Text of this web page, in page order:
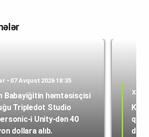
• 07 Avqust 2026 18:35
Babayiğitin həmtəsisçisi
Tripledot Studio
i Unity-dən 40
dollara alıb.
dən